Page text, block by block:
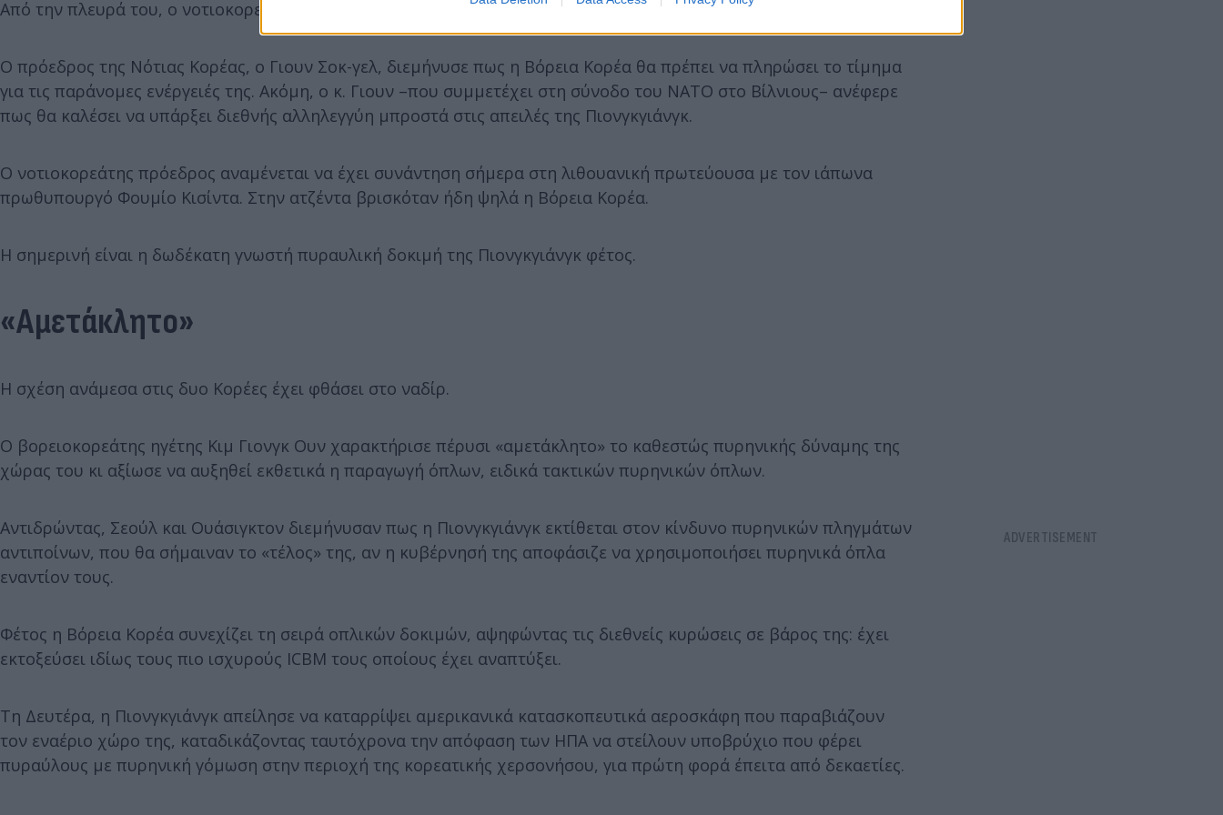
Από την πλευρά του, ο νοτιοκορεατικός στρατός ανέφερε πως ο πύραυλος διένυσε απόσταση 1.000 χιλιομέτρων.
Ο πρόεδρος της Νότιας Κορέας, ο Γιουν Σοκ-γελ, διεμήνυσε πως η Βόρεια Κορέα θα πρέπει να πληρώσει το τίμημα
για τις παράνομες ενέργειές της. Ακόμη, ο κ. Γιουν –που συμμετέχει στη σύνοδο του NATO στο Βίλνιους– ανέφερε
πως θα καλέσει να υπάρξει διεθνής αλληλεγγύη μπροστά στις απειλές της Πιονγκγιάνγκ.
Ο νοτιοκορεάτης πρόεδρος αναμένεται να έχει συνάντηση σήμερα στη λιθουανική πρωτεύουσα με τον ιάπωνα
πρωθυπουργό Φουμίο Κισίντα. Στην ατζέντα βρισκόταν ήδη ψηλά η Βόρεια Κορέα.
Η σημερινή είναι η δωδέκατη γνωστή πυραυλική δοκιμή της Πιονγκγιάνγκ φέτος.
«Αμετάκλητο»
Η σχέση ανάμεσα στις δυο Κορέες έχει φθάσει στο ναδίρ.
Ο βορειοκορεάτης ηγέτης Κιμ Γιονγκ Ουν χαρακτήρισε πέρυσι «αμετάκλητο» το καθεστώς πυρηνικής δύναμης της
χώρας του κι αξίωσε να αυξηθεί εκθετικά η παραγωγή όπλων, ειδικά τακτικών πυρηνικών όπλων.
Αντιδρώντας, Σεούλ και Ουάσιγκτον διεμήνυσαν πως η Πιονγκγιάνγκ εκτίθεται στον κίνδυνο πυρηνικών πληγμάτων
αντιποίνων, που θα σήμαιναν το «τέλος» της, αν η κυβέρνησή της αποφάσιζε να χρησιμοποιήσει πυρηνικά όπλα
εναντίον τους.
Φέτος η Βόρεια Κορέα συνεχίζει τη σειρά οπλικών δοκιμών, αψηφώντας τις διεθνείς κυρώσεις σε βάρος της: έχει
εκτοξεύσει ιδίως τους πιο ισχυρούς ICBM τους οποίους έχει αναπτύξει.
Τη Δευτέρα, η Πιονγκγιάνγκ απείλησε να καταρρίψει αμερικανικά κατασκοπευτικά αεροσκάφη που παραβιάζουν
τον εναέριο χώρο της, καταδικάζοντας ταυτόχρονα την απόφαση των ΗΠΑ να στείλουν υποβρύχιο που φέρει
πυραύλους με πυρηνική γόμωση στην περιοχή της κορεατικής χερσονήσου, για πρώτη φορά έπειτα από δεκαετίες.